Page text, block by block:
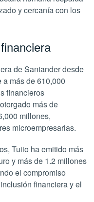
y cercanía con los
de Santander desde
más de 610,000
financieros
más de
millones,
microempresarias.
Tuiio ha emitido más
y más de 1.2 millones
el compromiso
financiera y el